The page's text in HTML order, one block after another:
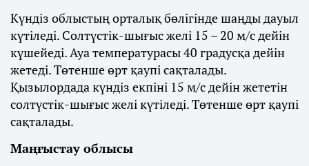
Күндіз облыстың орталық бөлігінде шаңды дауыл
күтіледі. Солтүстік-шығыс желі 15 – 20 м/с дейін
күшейеді. Ауа температурасы 40 градусқа дейін
жетеді. Төтенше өрт қаупі сақталады.
Қызылордада күндіз екпіні 15 м/с дейін жететін
солтүстік-шығыс желі күтіледі. Төтенше өрт қаупі
сақталады.
Маңғыстау облысы